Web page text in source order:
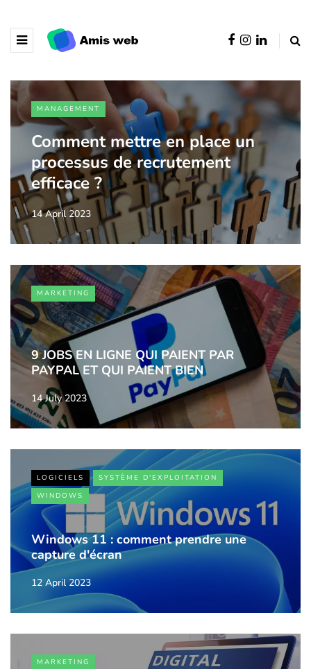
MANAGEMENT
Comment mettre en place un
processus de recrutement
efficace ?
14 April 2023
MARKETING
9 JOBS EN LIGNE QUI PAIENT PAR
PAYPAL ET QUI PAIENT BIEN
14 July 2023
LOGICIELS
SYSTÈME D'EXPLOITATION
WINDOWS
Windows 11 : comment prendre une
capture d'écran
12 April 2023
MARKETING